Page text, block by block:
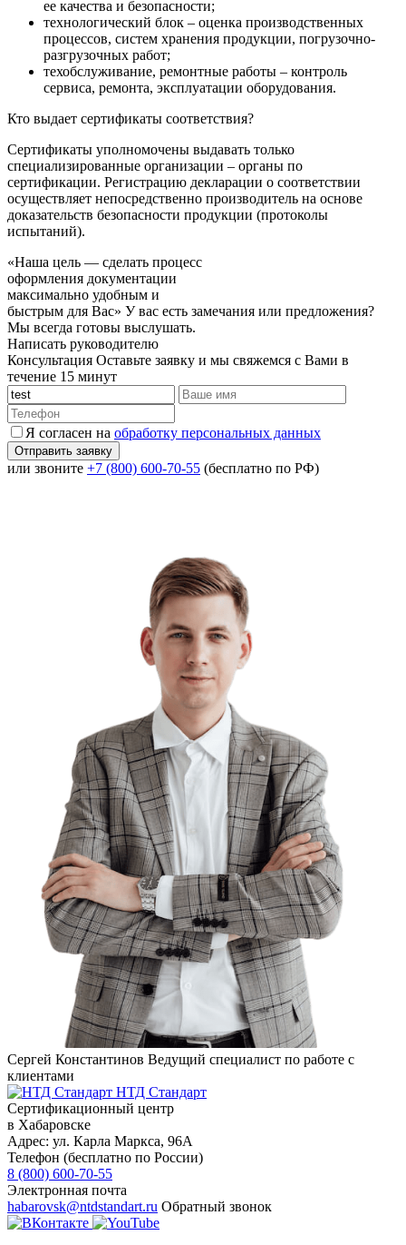
ее качества и безопасности;
технологический блок – оценка производственных
процессов, систем хранения продукции, погрузочно-
разгрузочных работ;
техобслуживание, ремонтные работы – контроль
сервиса, ремонта, эксплуатации оборудования.
Кто выдает сертификаты соответствия?
Сертификаты уполномочены выдавать только
специализированные организации – органы по
сертификации. Регистрацию декларации о соответствии
осуществляет непосредственно производитель на основе
доказательств безопасности продукции (протоколы
испытаний).
«Наша цель — сделать процесс
оформления документации
максимально удобным и
быстрым для Вас» У вас есть замечания или предложения?
Мы всегда готовы выслушать.
Написать руководителю
Консультация Оставьте заявку и мы свяжемся с Вами в
течение 15 минут
Я согласен на обработку персональных данных
или звоните +7 (800) 600-70-55 (бесплатно по РФ)
Сергей Константинов Ведущий специалист по работе с
клиентами
НТД Стандарт
Сертификационный центр
в Хабаровске
Адрес: ул. Карла Маркса, 96А
Телефон (бесплатно по России)
8 (800) 600-70-55
Электронная почта
habarovsk@ntdstandart.ru Обратный звонок